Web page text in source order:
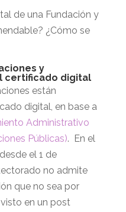
de una Fundación y
¿Cómo se
y
certificado digital
están
digital, en base a
Administrativo
Públicas). En el
el 1 de
no admite
que no sea por
en un post